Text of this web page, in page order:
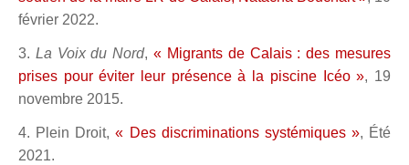
février 2022.
3. La Voix du Nord,« Migrants de Calais : des mesures
prises pour éviter leur présence à la piscine Icéo », 19
novembre 2015.
4. Plein Droit,« Des discriminations systémiques », Été
2021.